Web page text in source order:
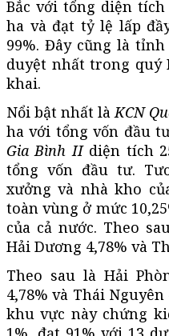
Bắc với tổng diện
ha và đạt tỷ lệ lấp
99%. Đây cũng là
duyệt nhất trong quý
khai.
Nổi bật nhất làKCN
ha với tổng vốn đầu
Gia Bình IIdiện tích
tổng vốn đầu tư.
xưởng và nhà kho
toàn vùng ở mức
của cả nước. Theo
Hải Dương 4,78% và
Theo sau là Hải
4,78% và Thái
khu vực này chứng